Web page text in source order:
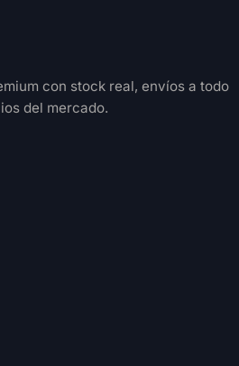
con stock real, envíos a todo
del mercado.